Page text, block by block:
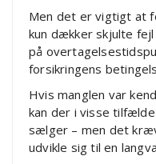
Men det er vigtigt at
kun dækker skjulte
på
forsikringens
Hvis manglen var
kan der i visse
sælger – men det
udvikle sig til en